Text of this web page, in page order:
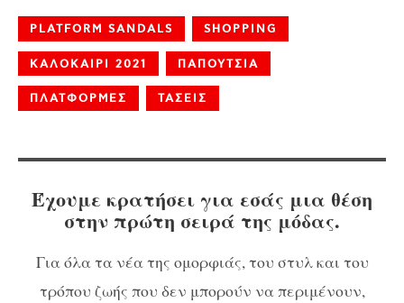
PLATFORM SANDALS SHOPPING
ΚΑΛΟΚΑΙΡΙ 2021 ΠΑΠΟΥΤΣΙΑ
ΠΛΑΤΦΟΡΜΕΣ ΤΑΣΕΙΣ
Έχουμε κρατήσει για εσάς μια θέση
στην πρώτη σειρά της μόδας.
Για όλα τα νέα της ομορφιάς, του στυλ και του
τρόπου ζωής που δεν μπορούν να περιμένουν,